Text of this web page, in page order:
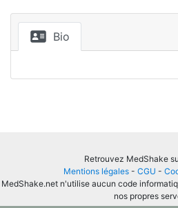
Bio
Retrouvez MedShake
Mentions légales - CGU -
MedShake.net n'utilise aucun code
nos propres